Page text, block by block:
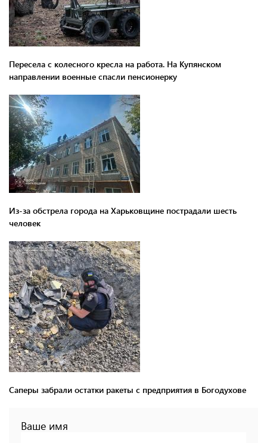
Пересела с колесного кресла на работа. На Купянском
направлении военные спасли пенсионерку
Из-за обстрела города на Харьковщине пострадали шесть
человек
Саперы забрали остатки ракеты с предприятия в Богодухове
Ваше имя